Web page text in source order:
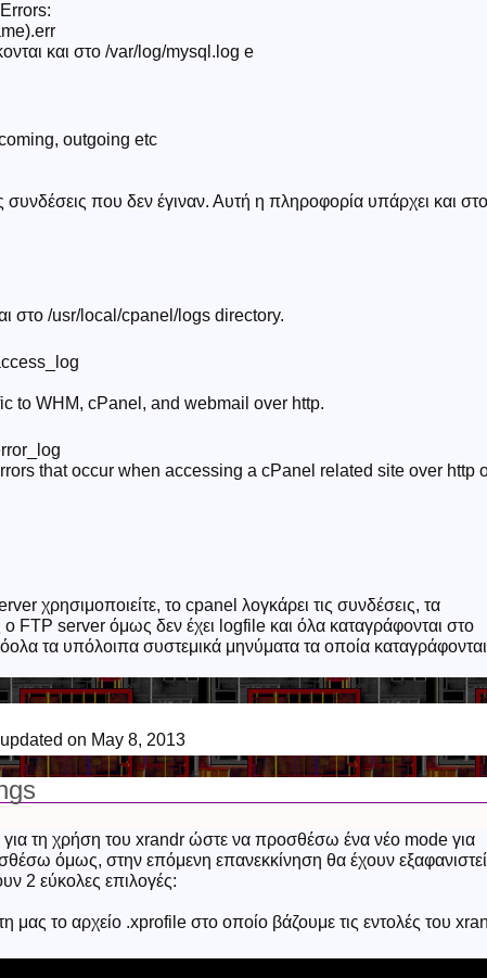
και στο /var/log/mysql.log e
outgoing etc
συνδέσεις που δεν έγιναν. Αυτή η πληροφορία υπάρχει και στο
στο /usr/local/cpanel/logs directory.
to WHM, cPanel, and webmail over http.
that occur when accessing a cPanel related site over http
χρησιμοποιείτε, το cpanel λογκάρει τις συνδέσεις, τα
FTP server όμως δεν έχει logfile και όλα καταγράφονται στο
τα υπόλοιπα συστεμικά μηνύματα τα οποία καταγράφονται
updated on May 8, 2013
τη χρήση του xrandr ώστε να προσθέσω ένα νέο mode για
όμως, στην επόμενη επανεκκίνηση θα έχουν εξαφανιστεί
2 εύκολες επιλογές:
μας το αρχείο .xprofile στο οποίο βάζουμε τις εντολές του